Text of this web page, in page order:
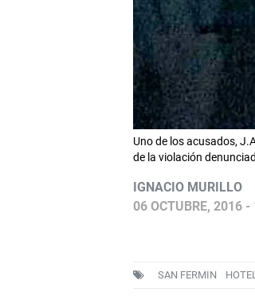
Uno de los acusados,
de la violación
IGNACIO MURILLO
06 OCTUBRE, 2016 -
SAN FERMIN